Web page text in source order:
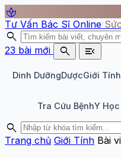
spa
Tư Vấn Bác Sĩ Online
search
23 bài mới search menu_open
Dinh DưỡngDượcGiới Tính
Tra Cứu BệnhY
search
Trang chủ Giới Tính Bài